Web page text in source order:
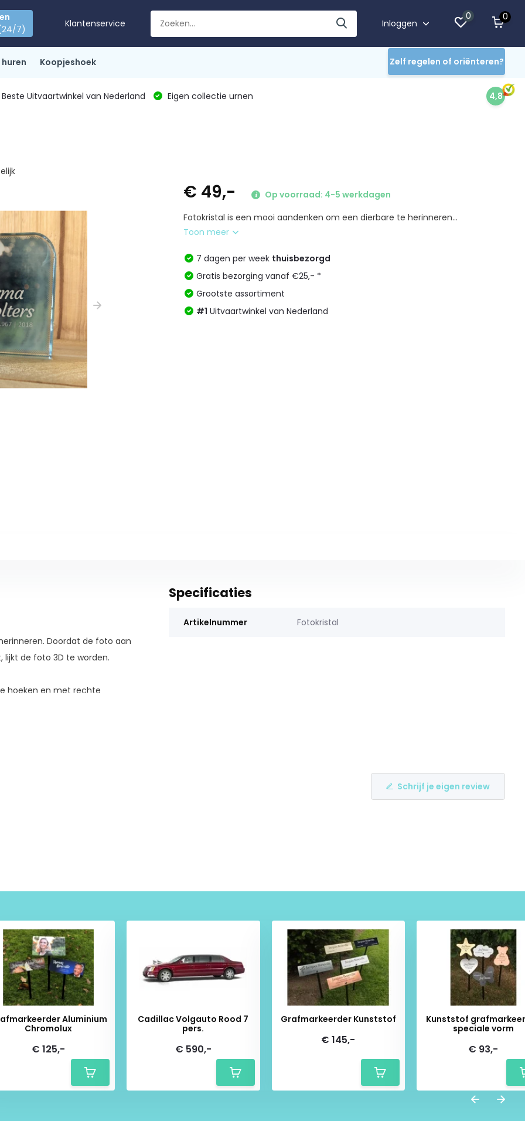
7)
Klantenservice Inloggen
0 0
Koopjeshoek Zelf regelen of oriënteren?
Beste Uitvaartwinkel van Nederland Eigen collectie urnen 4,8
€ 49,-
Op voorraad: 4-5 werkdagen
Fotokristal is een mooi aandenken om een dierbare te herinneren...
Toon meer
7 dagen per week thuisbezorgd
Gratis bezorging vanaf €25,- *
Grootste assortiment
#1 Uitvaartwinkel van Nederland
Doordat de foto aan
lijkt de foto 3D te worden.
hoeken en met rechte
Specificaties
Artikelnummer Fotokristal
Schrijf je eigen review
Aluminium
Chromolux
€ 125,-
Cadillac Volgauto Rood 7
pers.
€ 590,-
Grafmarkeerder Kunststof
€ 145,-
Kunststof
speciale vorm
€ 93,-